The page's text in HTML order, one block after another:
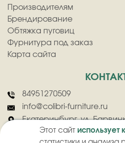
Этот сайт использует
Производителям
Брендирование
Обтяжка пуговиц
Фурнитура под заказ
Карта сайта
84951270509
info@colibri-furniture.ru
Екатеринбург, ул.